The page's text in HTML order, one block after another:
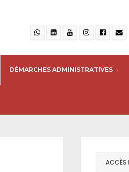
DÉMARCHES ADMINISTRATIVES
ACCÈS